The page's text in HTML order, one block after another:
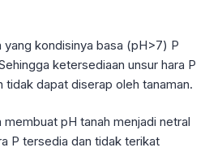
yang kondisinya basa (pH>7) P
ketersediaan unsur hara P
tidak dapat diserap oleh tanaman.
membuat pH tanah menjadi netral
P tersedia dan tidak terikat